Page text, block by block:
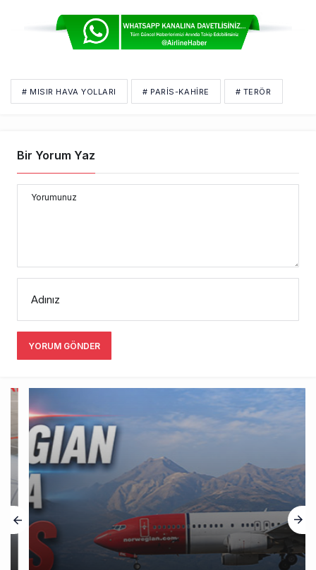
# MISIR HAVA YOLLARI # PARIS-KAHIRE # TERÖR
Bir Yorum Yaz
Yorumunuz
Adınız
YORUM GÖNDER